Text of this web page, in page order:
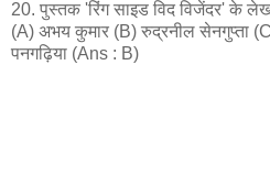
20. पुस्तक 'रिंग साइड विद विजेंदर' के
(A) अभय कुमार (B) रुद्रनील सेनगुप्ता
पनगढ़िया (Ans : B)